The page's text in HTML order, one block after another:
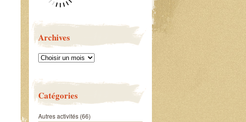
Archives
Catégories
Autres activités(66)